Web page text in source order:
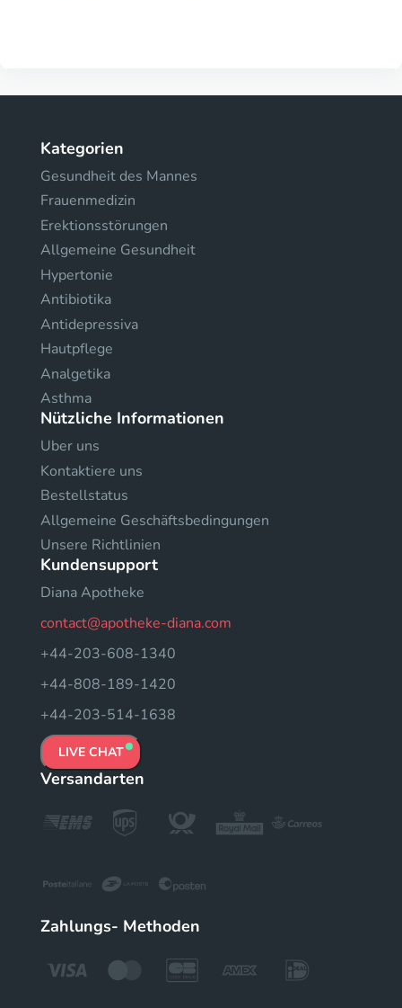
Kategorien
Gesundheit des Mannes
Frauenmedizin
Erektionsstörungen
Allgemeine Gesundheit
Hypertonie
Antibiotika
Antidepressiva
Hautpflege
Analgetika
Asthma
Nützliche Informationen
Uber uns
Kontaktiere uns
Bestellstatus
Allgemeine Geschäftsbedingungen
Unsere Richtlinien
Kundensupport
Diana Apotheke
contact@apotheke-diana.com
+44-203-608-1340
+44-808-189-1420
+44-203-514-1638
LIVE CHAT
Versandarten
Zahlungs- Methoden